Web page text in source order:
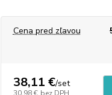
Cena pred zľavou
38,11 €/set
30,98 € bez DPH